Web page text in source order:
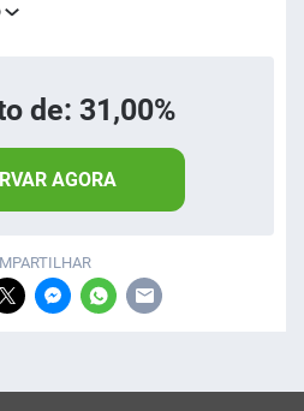
de: 31,00%
AGORA